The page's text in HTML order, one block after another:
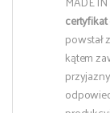
powstał
kątem